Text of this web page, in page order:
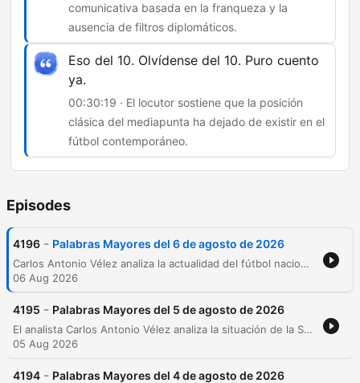
comunicativa basada en la franqueza y la
ausencia de filtros diplomáticos.
Eso del 10. Olvídense del 10. Puro cuento
ya.
00:30:19 · El locutor sostiene que la posición
clásica del mediapunta ha dejado de existir en el
fútbol contemporáneo.
Episodes
4196 - Palabras Mayores del 6 de agosto de 2026
Carlos Antonio Vélez analiza la actualidad del fútbol nacional e internacional, abordando desde el fracaso de la selección colombiana sub-20 en los Juegos Centroamericanos hasta las críticas por la posible expansión del Mundial a 64 selecciones. El episodio también explora la toxicidad en redes sociales, la evolución táctica del fútbol moderno y la desaparición del rol clásico del '10', mientras el locutor reafirma su compromiso con un estilo de debate directo y sin filtros políticos.
06 Aug 2026
4195 - Palabras Mayores del 5 de agosto de 2026
El analista Carlos Antonio Vélez analiza la situación de la Selección Colombia tras el Mundial, criticando las declaraciones de jugadores como Jerry Mina y Johan Mojica. El episodio también aborda temas del fútbol local, incluyendo la situación contractual de Hamilton Campas y los casos disciplinarios en el América de Cali. Asimismo, se explora la evolución táctica del fútbol moderno y la desaparición del rol tradicional del '10' para dar paso al centrocampista integral. El análisis concluye con un repaso de la jornada de la liga colombiana, destacando los errores defensivos de Independiente Medellín y la actuación del portero de Millonarios.
05 Aug 2026
4194 - Palabras Mayores del 4 de agosto de 2026